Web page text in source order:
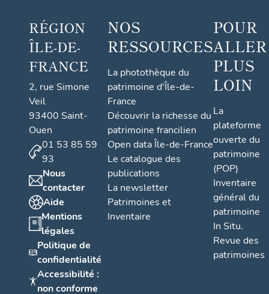
RÉGION
ÎLE-DE-
FRANCE
2, rue Simone
Veil
93400 Saint-
Ouen
01 53 85 59
93
Nous
contacter
Aide
Mentions
légales
Politique de
confidentialité
Accessibilité :
non conforme
NOS
RESSOURCES
La photothèque du
patrimoine d'Île-de-
France
Découvrir la richesse du
patrimoine francilien
Open data Île-de-France
Le catalogue des
publications
La newsletter
Patrimoines et
Inventaire
POUR
ALLER
PLUS
LOIN
La
plateforme
ouverte du
patrimoine
(POP)
Inventaire
général du
patrimoine
In Situ.
Revue des
patrimoines